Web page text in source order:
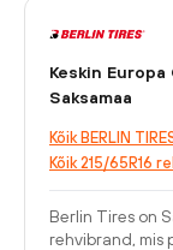
Keskin Europa
Saksamaa
Kõik BERLIN
Kõik 215/65R16
Berlin Tires on
rehvibrand, mis